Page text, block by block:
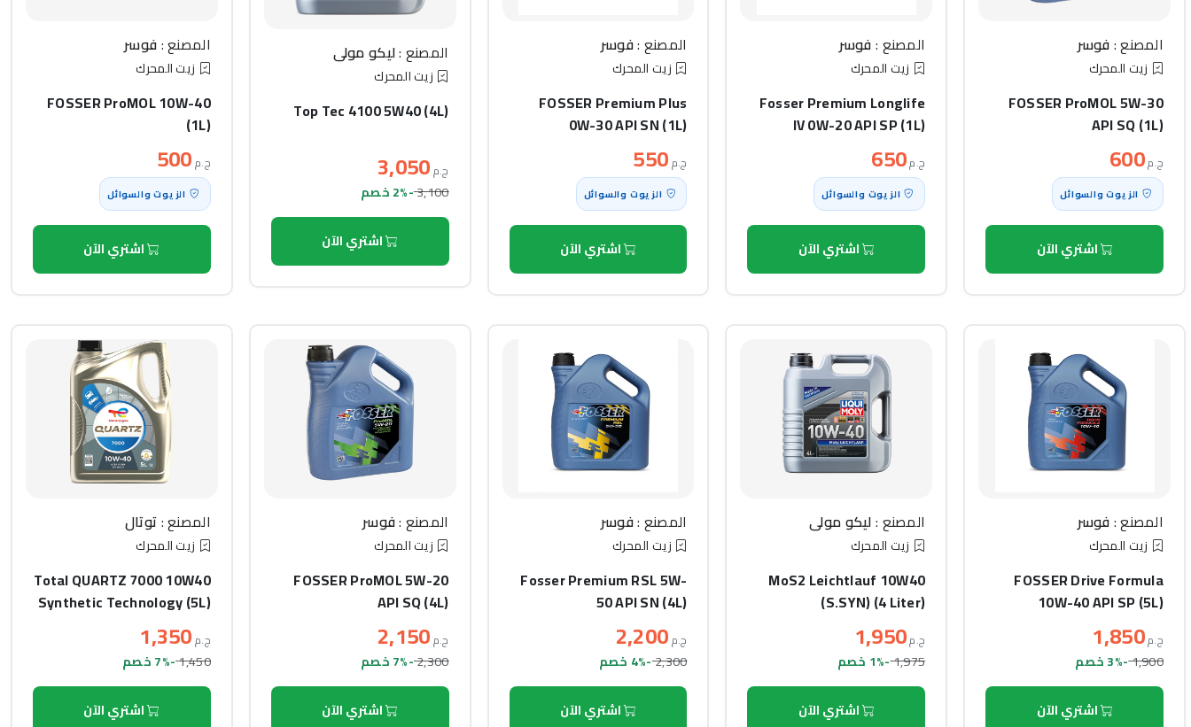
المصنع :فوسر
زيت المحرك
FOSSER ProMOL 5W-30
API SQ (1L)
ج.م600
الزيوت والسوائل
اشتري الآن
المصنع :فوسر
زيت المحرك
Fosser Premium Longlife
IV 0W-20 API SP (1L)
ج.م650
الزيوت والسوائل
اشتري الآن
المصنع :فوسر
زيت المحرك
FOSSER Premium Plus
0W-30 API SN (1L)
ج.م550
الزيوت والسوائل
اشتري الآن
المصنع :ليكو مولي
زيت المحرك
Top Tec 4100 5W40 (4L)
ج.م3,050
3,100-2% خصم
اشتري الآن
المصنع :فوسر
زيت المحرك
FOSSER ProMOL 10W-40
(1L)
ج.م500
الزيوت والسوائل
اشتري الآن
المصنع :فوسر
زيت المحرك
FOSSER Drive Formula
10W-40 API SP (5L)
ج.م1,850
1,900-3% خصم
اشتري الآن
المصنع :ليكو مولي
زيت المحرك
MoS2 Leichtlauf 10W40
(S.SYN) (4 Liter)
ج.م1,950
1,975-1% خصم
اشتري الآن
المصنع :فوسر
زيت المحرك
Fosser Premium RSL 5W-
50 API SN (4L)
ج.م2,200
2,300-4% خصم
اشتري الآن
المصنع :فوسر
زيت المحرك
FOSSER ProMOL 5W-20
API SQ (4L)
ج.م2,150
2,300-7% خصم
اشتري الآن
المصنع :توتال
زيت المحرك
Total QUARTZ 7000 10W40
Synthetic Technology (5L)
ج.م1,350
1,450-7% خصم
اشتري الآن